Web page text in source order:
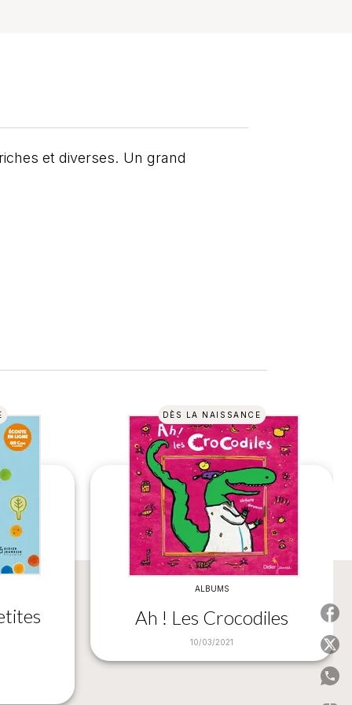
et diverses. Un grand
DÈS LA NAISSANCE
ALBUMS
Ah ! Les Crocodiles
10/03/2021